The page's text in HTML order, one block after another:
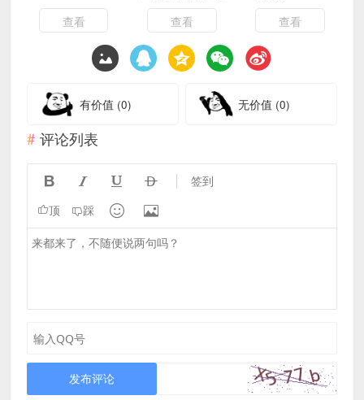
查看 查看 查看
有价值 (0) 无价值 (0)
评论列表
    签到
顶 踩  
发布评论